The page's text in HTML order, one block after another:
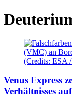
Venus Express
Verhältnisses